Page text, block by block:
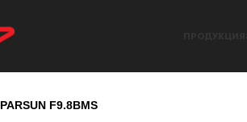
PARSUN F9.8BMS